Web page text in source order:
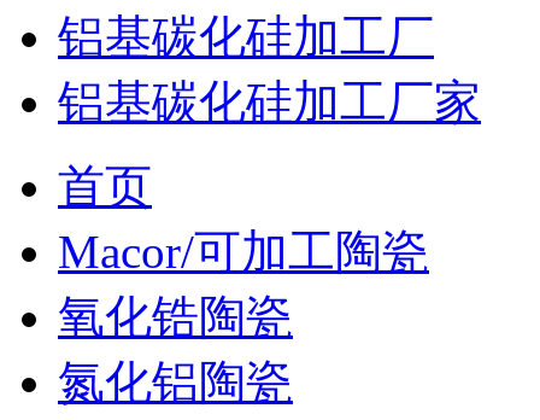
铝基碳化硅加工厂
铝基碳化硅加工厂家
首页
Macor/可加工陶瓷
氧化锆陶瓷
氮化铝陶瓷